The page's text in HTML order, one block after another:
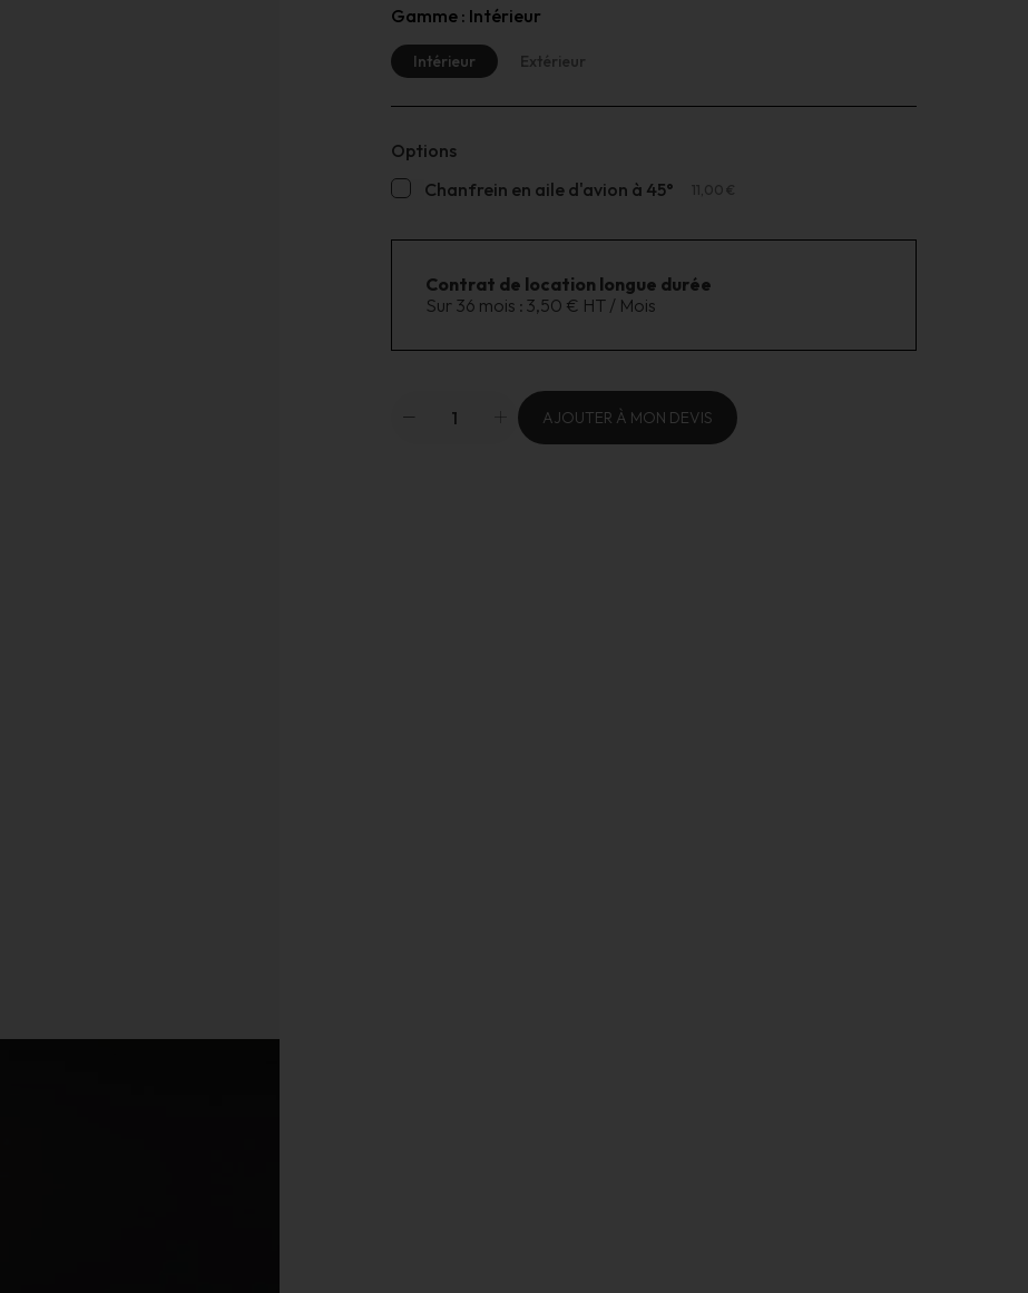
Gamme : Intérieur
Intérieur Extérieur
Options
Chanfrein en aile d'avion à 45°
11,00 €
Contrat de location longue durée
Sur 36 mois : 3,50 € HT / Mois
AJOUTER À MON DEVIS